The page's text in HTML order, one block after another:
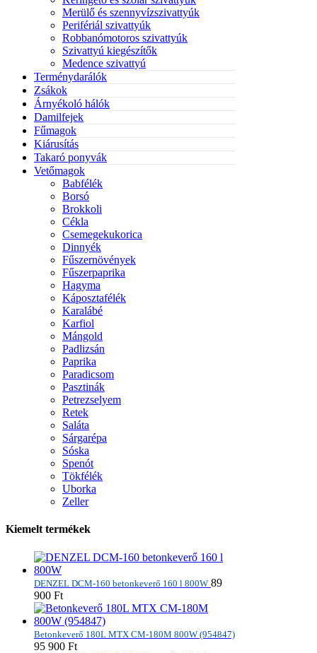
Merülő és szennyvízszivattyúk
Perifériál szivattyúk
Robbanómotoros szivattyúk
Szivattyú kiegészítők
Medence szivattyú
Terménydarálók
Zsákok
Árnyékoló hálók
Damilfejek
Fűmagok
Kiárusítás
Takaró ponyvák
Vetőmagok
Babfélék
Borsó
Brokkoli
Cékla
Csemegekukorica
Dinnyék
Fűszernövények
Fűszerpaprika
Hagyma
Káposztafélék
Karalábé
Karfiol
Mángold
Padlizsán
Paprika
Paradicsom
Pasztinák
Petrezselyem
Retek
Saláta
Sárgarépa
Sóska
Spenót
Tökfélék
Uborka
Zeller
Kiemelt termékek
DENZEL DCM-160 betonkeverő 160 l 800W 89
900 Ft
Betonkeverő 180L MTX CM-180M 800W (954847)
95 900 Ft